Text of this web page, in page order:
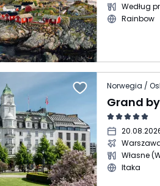
Według
Rainbow
Norwegia /
Grand
Własne
Itaka